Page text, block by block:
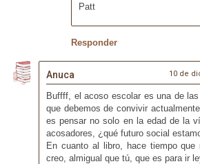
Patt
Responder
Anuca 10 de
Buffff, el acoso escolar es una de
que debemos de convivir
es pensar no solo en la edad de la
acosadores, ¿qué futuro social
En cuanto al libro, hace tiempo
creo, almigual que tú, que es para ir